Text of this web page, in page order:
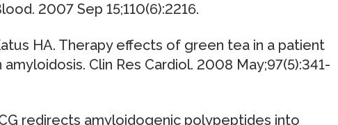
2007 Sep 15;110(6):2216.
HA. Therapy effects of green tea in a patient
Clin Res Cardiol. 2008 May;97(5):341-
redirects amyloidogenic polypeptides into